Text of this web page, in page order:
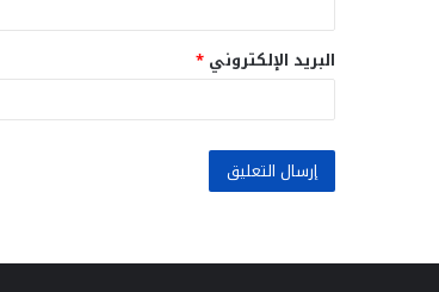
البريد الإلكتروني *